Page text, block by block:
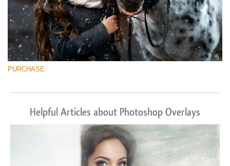
PURCHASE
Helpful Articles about Photoshop Overlays